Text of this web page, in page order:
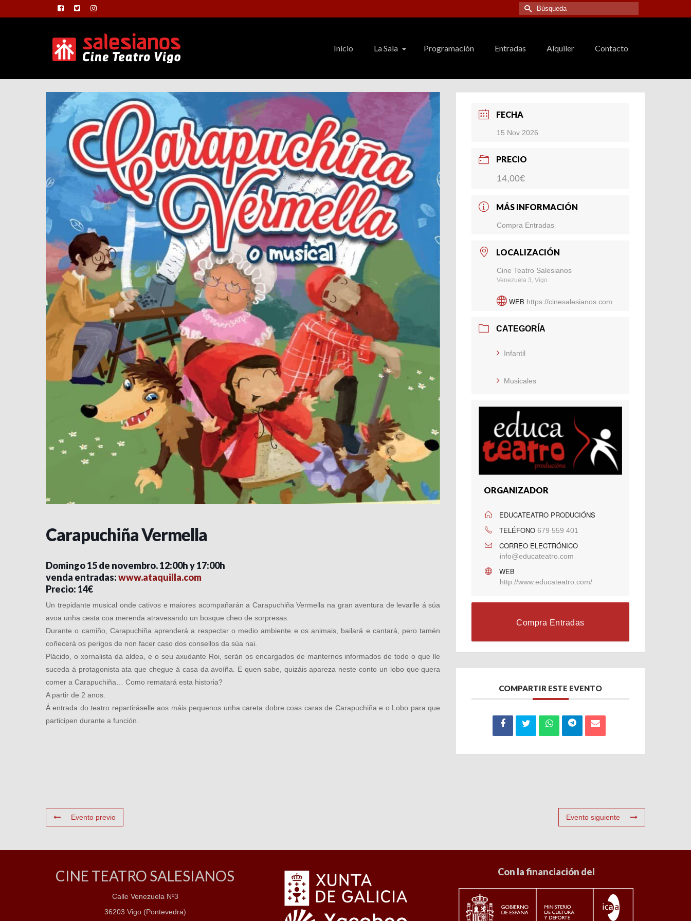
Buscar
por:
Inicio La Sala Programación Entradas Alquiler Contacto
Carapuchiña Vermella
Domingo 15 de novembro. 12:00h y 17:00h
venda entradas:www.ataquilla.com
Precio: 14€
Un trepidante musical onde cativos e maiores acompañarán a Carapuchiña Vermella na gran aventura de levarlle á súa
avoa unha cesta coa merenda atravesando un bosque cheo de sorpresas.
Durante o camiño, Carapuchiña aprenderá a respectar o medio ambiente e os animais, bailará e cantará, pero tamén
coñecerá os perigos de non facer caso dos consellos da súa nai.
Plácido, o xornalista da aldea, e o seu axudante Roi, serán os encargados de manternos informados de todo o que lle
suceda á protagonista ata que chegue á casa da avoíña. E quen sabe, quizáis apareza neste conto un lobo que quera
comer a Carapuchiña… Como rematará esta historia?
A partir de 2 anos.
Á entrada do teatro repartiráselle aos máis pequenos unha careta dobre coas caras de Carapuchiña e o Lobo para que
participen durante a función.
FECHA
15 Nov 2026
PRECIO
14,00€
MÁS INFORMACIÓN
Compra Entradas
LOCALIZACIÓN
Cine Teatro Salesianos
Venezuela 3, Vigo
WEB https://cinesalesianos.com
CATEGORÍA
Infantil
Musicales
ORGANIZADOR
EDUCATEATRO PRODUCIÓNS
TELÉFONO 679 559 401
CORREO ELECTRÓNICO
info@educateatro.com
WEB
http://www.educateatro.com/
Compra Entradas
COMPARTIR ESTE EVENTO
Evento previo Evento siguiente
CINE TEATRO SALESIANOS
Calle Venezuela Nº3
36203 Vigo (Pontevedra)
Con la financiación del